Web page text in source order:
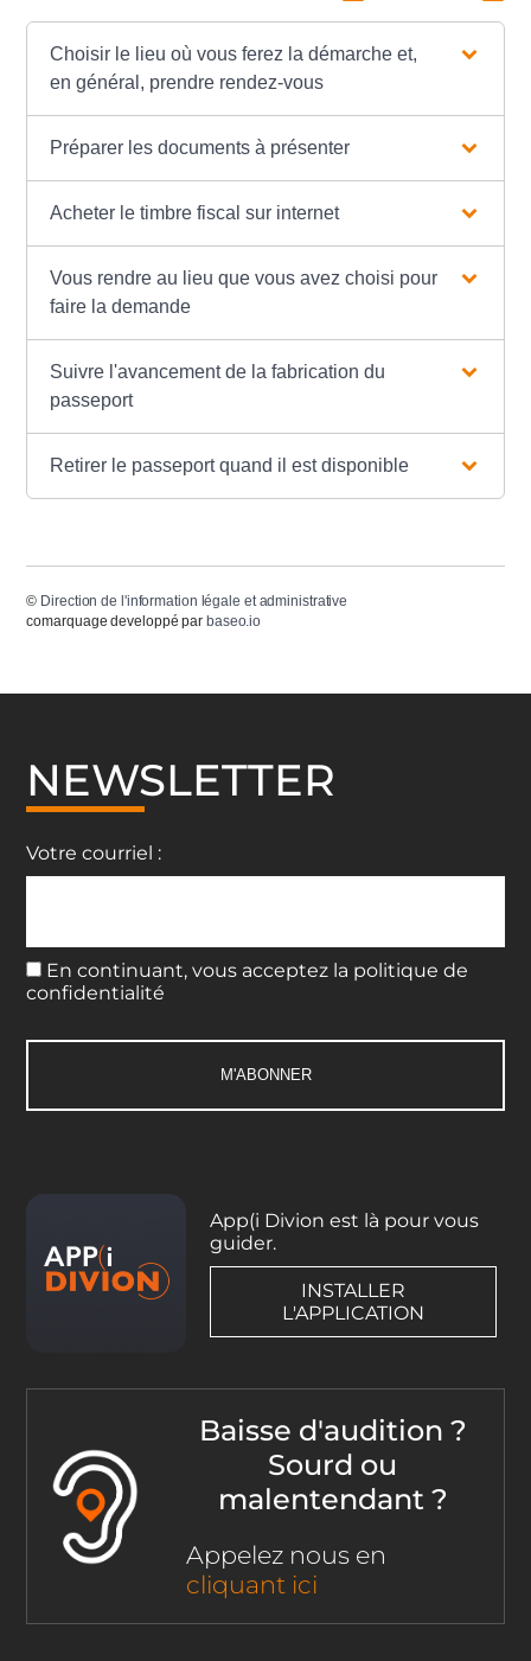
Choisir le lieu où vous ferez la démarche et,
en général, prendre rendez-vous
Préparer les documents à présenter
Acheter le timbre fiscal sur internet
Vous rendre au lieu que vous avez choisi pour
faire la demande
Suivre l'avancement de la fabrication du
passeport
Retirer le passeport quand il est disponible
© Direction de l'information légale et administrative
comarquage developpé par baseo.io
NEWSLETTER
Votre courriel :
En continuant, vous acceptez la politique de
confidentialité
App(i Divion est là pour vous
guider.
INSTALLER
L'APPLICATION
Baisse d'audition ?
Sourd ou
malentendant ?
Appelez nous en
cliquant ici